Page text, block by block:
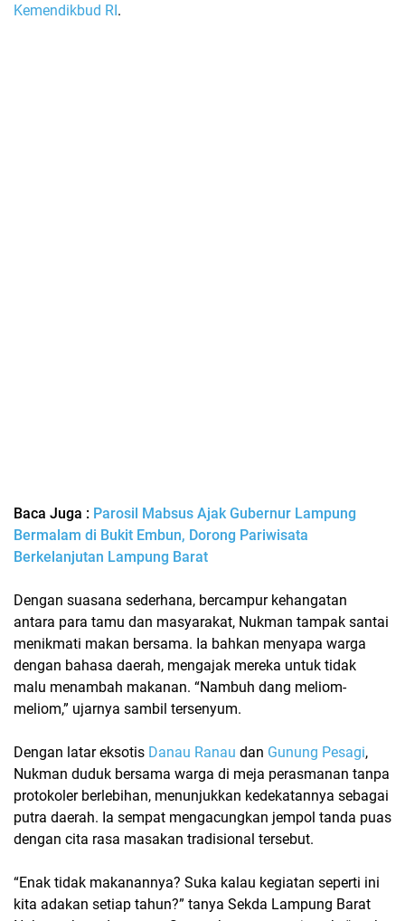
Kemendikbud RI.
Baca Juga : Parosil Mabsus Ajak Gubernur Lampung
Bermalam di Bukit Embun, Dorong Pariwisata
Berkelanjutan Lampung Barat
Dengan suasana sederhana, bercampur kehangatan
antara para tamu dan masyarakat, Nukman tampak santai
menikmati makan bersama. Ia bahkan menyapa warga
dengan bahasa daerah, mengajak mereka untuk tidak
malu menambah makanan. “Nambuh dang meliom-
meliom,” ujarnya sambil tersenyum.
Dengan latar eksotis Danau Ranau dan Gunung Pesagi,
Nukman duduk bersama warga di meja perasmanan tanpa
protokoler berlebihan, menunjukkan kedekatannya sebagai
putra daerah. Ia sempat mengacungkan jempol tanda puas
dengan cita rasa masakan tradisional tersebut.
“Enak tidak makanannya? Suka kalau kegiatan seperti ini
kita adakan setiap tahun?” tanya Sekda Lampung Barat